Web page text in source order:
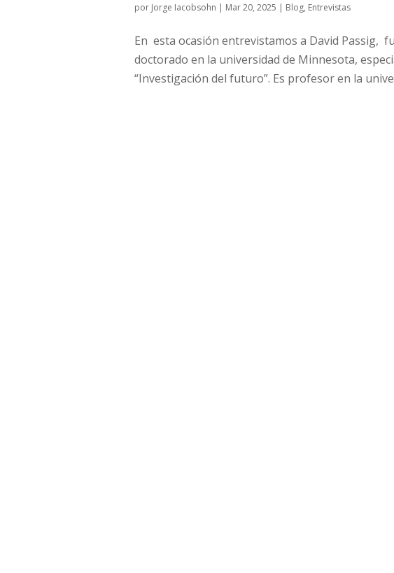
por Jorge Iacobsohn | Mar 20, 2025 | Blog, Entrevistas
En esta ocasión entrevistamos a David Passig,
doctorado en la universidad de Minnesota,
“Investigación del futuro”. Es profesor en la